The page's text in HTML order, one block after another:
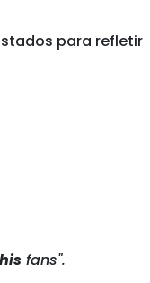
para refletir
his fans".